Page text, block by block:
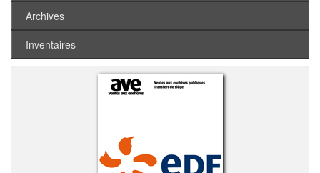
Archives
Inventaires